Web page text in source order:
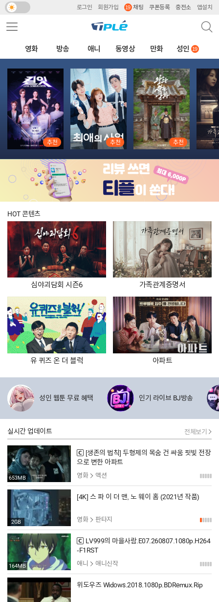
로그인 회원가입 채팅 쿠폰등록 충전소 앱설치
주요 서비스 메뉴 펼치기 검색
영화 방송 애니 동영상 만화 성인
추천 콘텐츠
추천 추천 추천
HOT 콘텐츠
심야괴담회 시즌6 가족관계증명서
유 퀴즈 온 더 블럭 아파트
성인 웹툰 무료 혜택 인기 라이브 BJ방송
실시간 업데이트
653MB
[생존의 법칙] 두형제의 목숨 건 싸움 핏빛 전장
으로 변한 아파트
영화 액션
2GB
[4K] 스 파 이 더 맨, 노 웨이 홈 (2021년 작품)
영화 판타지
164MB
LV999의 마을사람.E07.260807.1080p.H264
-F1RST
애니 애니신작
위도우즈 Widows.2018.1080p.BDRemux.Rip
전체보기